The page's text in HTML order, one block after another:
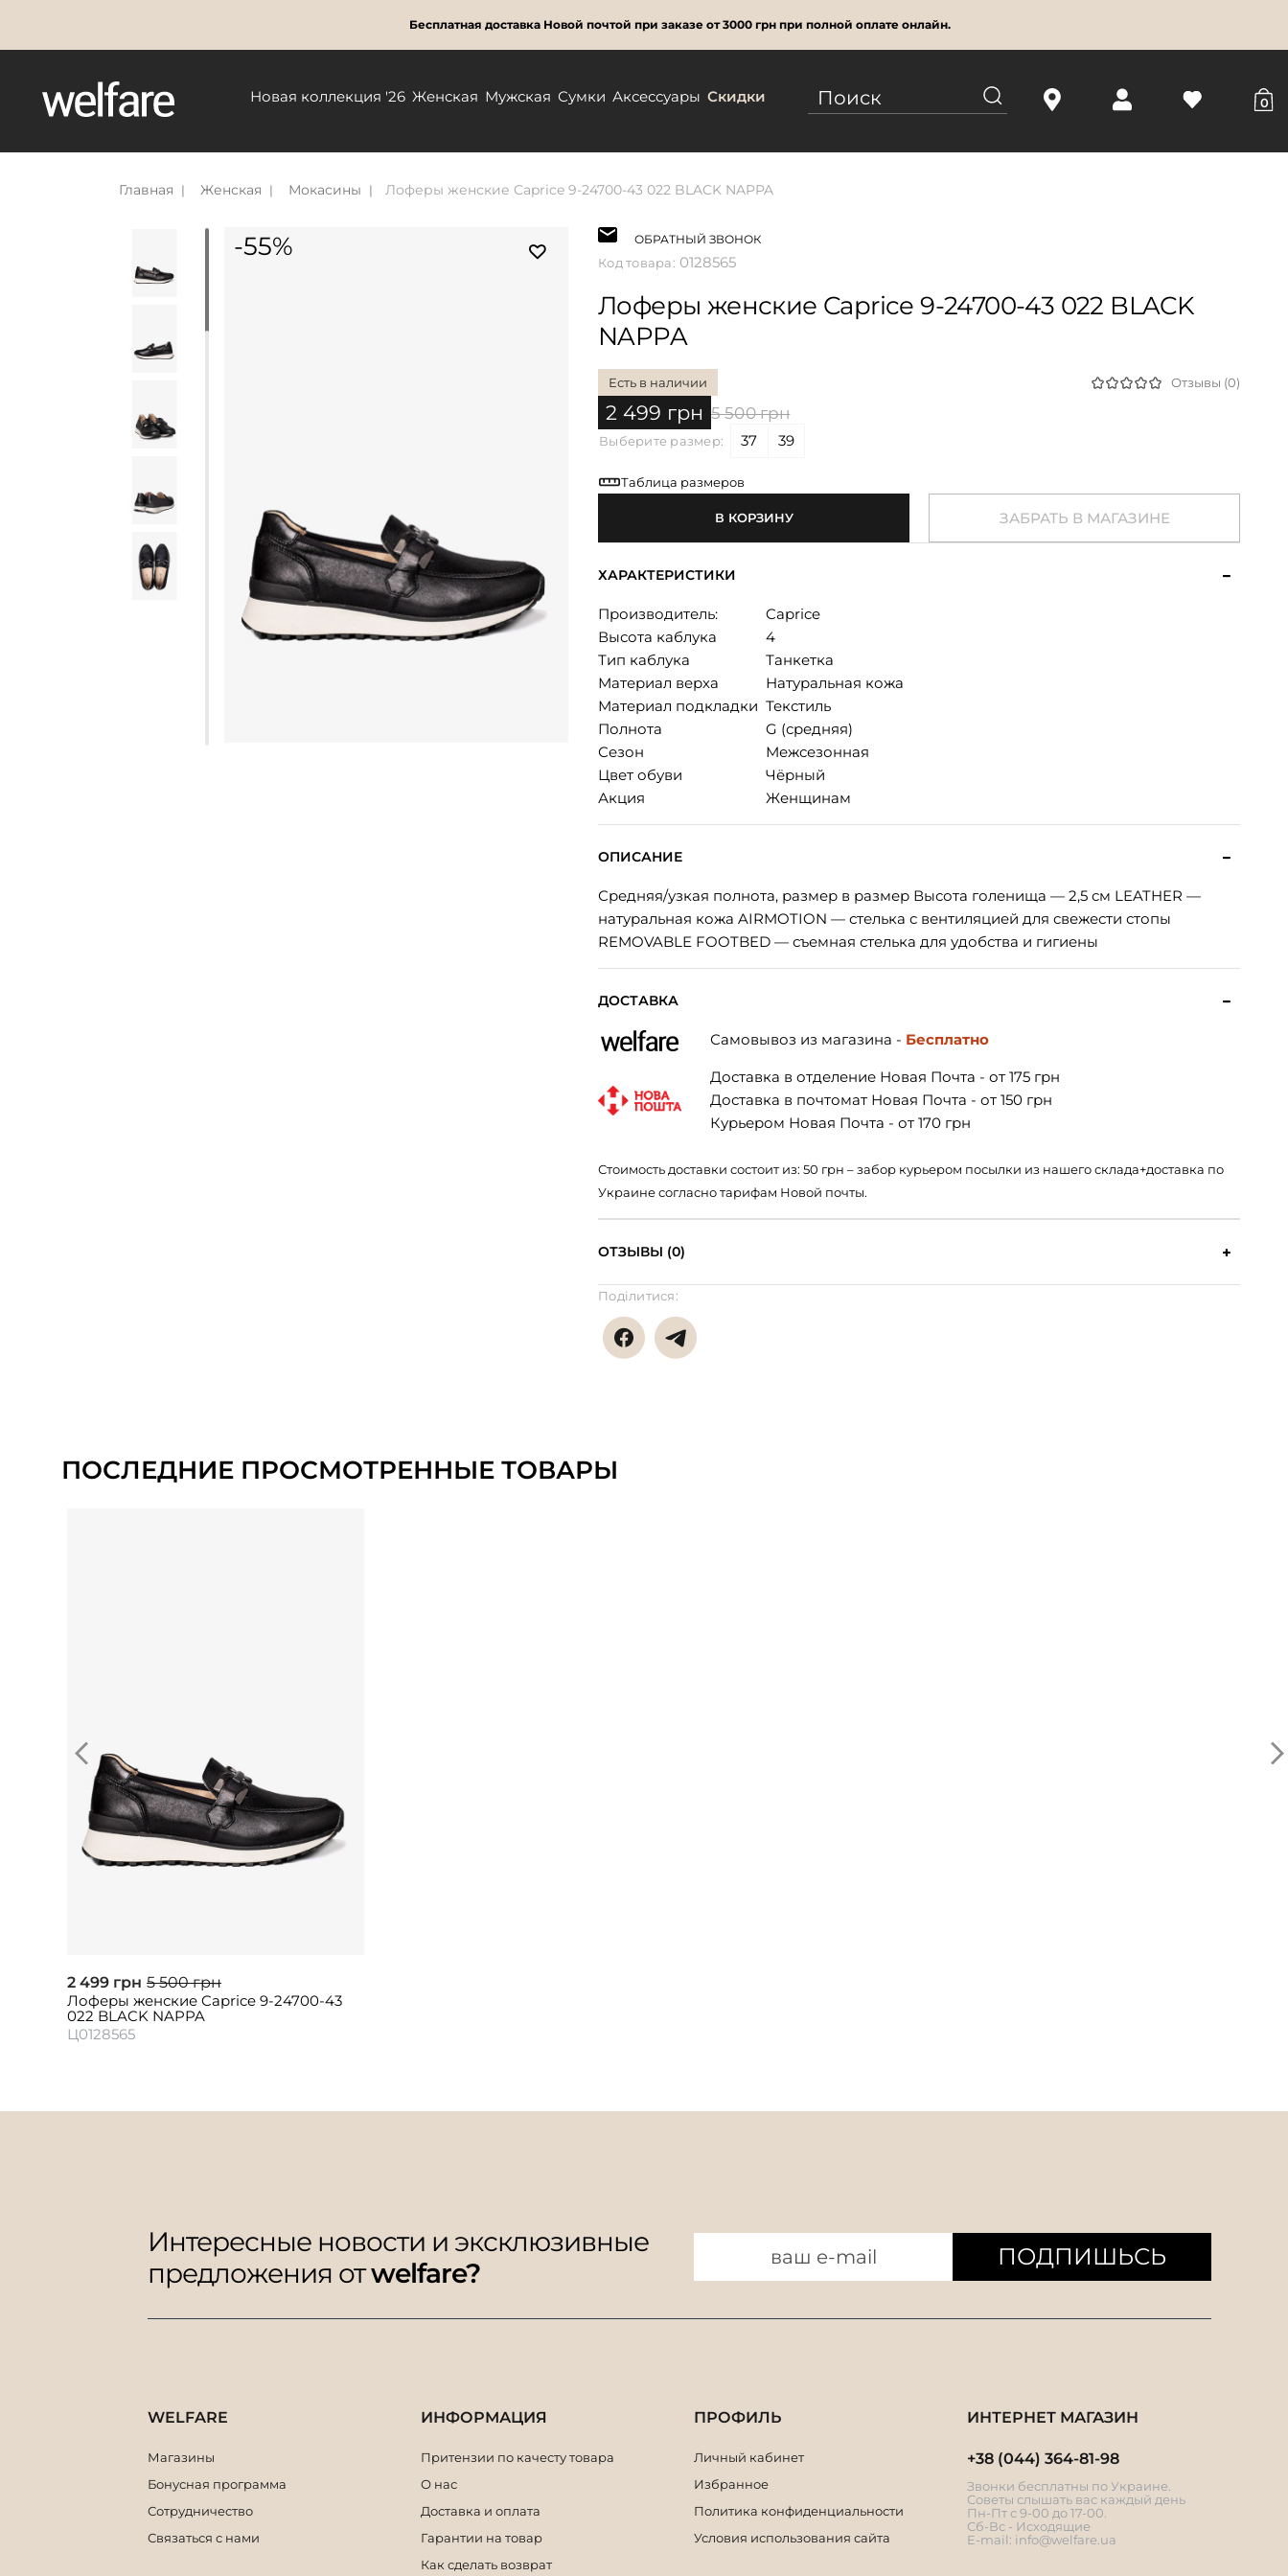
Бесплатная доставка Новой почтой при заказе от 3000 грн при полной оплате онлайн.
Новая коллекция '26 Женская Мужская Сумки Аксессуары Скидки 0
Главная Женская Мокасины Лоферы женские Caprice 9-24700-43 022 BLACK NAPPA
-55% ОБРАТНЫЙ ЗВОНОК
Код товара: 0128565
Лоферы женские Caprice 9-24700-43 022 BLACK
NAPPA
Есть в наличии Отзывы (0)
Выберите размер: 37 39
Таблица размеров
2 499 грн 5 500 грн
В КОРЗИНУ ЗАБРАТЬ В МАГАЗИНЕ
ХАРАКТЕРИСТИКИ
Производитель:
Caprice
Высота каблука
4
Тип каблука
Танкетка
Материал верха
Натуральная кожа
Материал подкладки Текстиль
Полнота
G (средняя)
Сезон
Межсезонная
Цвет обуви
Чёрный
Акция
Женщинам
ОПИСАНИЕ
Средняя/узкая полнота, размер в размер Высота голенища — 2,5 см LEATHER —
натуральная кожа AIRMOTION — стелька с вентиляцией для свежести стопы
REMOVABLE FOOTBED — съемная стелька для удобства и гигиены
ДОСТАВКА
Самовывоз из магазина - Бесплатно
Доставка в отделение Новая Почта - от 175 грн
Доставка в почтомат Новая Почта - от 150 грн
Курьером Новая Почта - от 170 грн
Стоимость доставки состоит из: 50 грн – забор курьером посылки из нашего склада+доставка по
Украине согласно тарифам Новой почты.
ОТЗЫВЫ (0)
Поділитися:
ПОСЛЕДНИЕ ПРОСМОТРЕННЫЕ ТОВАРЫ
2 499 грн 5 500 грн
Лоферы женские Caprice 9-24700-43
022 BLACK NAPPA
Ц0128565
Интересные новости и эксклюзивные
предложения отwelfare?
ПОДПИШЬСЬ
WELFARE
Магазины
Бонусная программа
Сотрудничество
Связаться с нами
ИНФОРМАЦИЯ
Притензии по качесту товара
О нас
Доставка и оплата
Гарантии на товар
Как сделать возврат
ПРОФИЛЬ
Личный кабинет
Избранное
Политика конфиденциальности
Условия использования сайта
ИНТЕРНЕТ МАГАЗИН
+38 (044) 364-81-98
Звонки бесплатны по Украине.
Советы слышать вас каждый день
Пн-Пт с 9-00 до 17-00.
Сб-Вс - Исходящие
E-mail: info@welfare.ua